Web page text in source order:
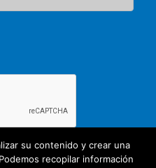
su contenido y crear una
recopilar información